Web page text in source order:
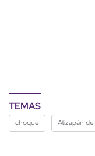
TEMAS
choque Atizapán